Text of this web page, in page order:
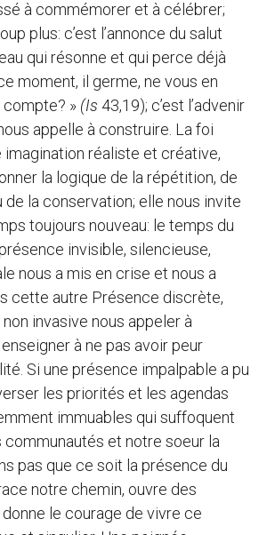
à commémorer et à célébrer;
plus: c’est l’annonce du salut
qui résonne et qui perce déjà
moment, il germe, ne vous en
» (Is 43,19); c’est l’advenir
appelle à construire. La foi
imagination réaliste et créative,
la logique de la répétition, de
de la conservation; elle nous invite
toujours nouveau: le temps du
invisible, silencieuse,
nous a mis en crise et nous a
cette autre Présence discrète,
invasive nous appeler à
à ne pas avoir peur
Si une présence impalpable a pu
les priorités et les agendas
immuables qui suffoquent
et notre soeur la
pas que ce soit la présence du
notre chemin, ouvre des
le courage de vivre ce